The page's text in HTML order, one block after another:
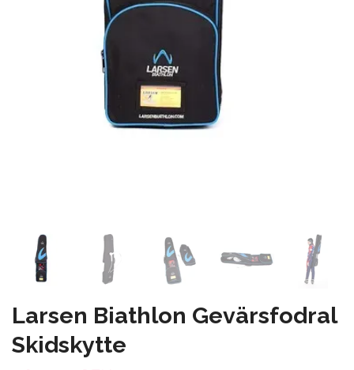
Larsen Biathlon Gevärsfodral
Skidskytte